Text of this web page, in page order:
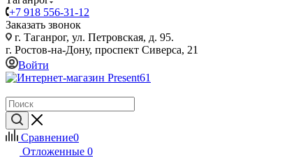
+7 918 556-31-12
Заказать звонок
г. Таганрог, ул. Петровская, д. 95.
г. Ростов-на-Дону, проспект Сиверса, 21
Войти
Сравнение0
Отложенные 0